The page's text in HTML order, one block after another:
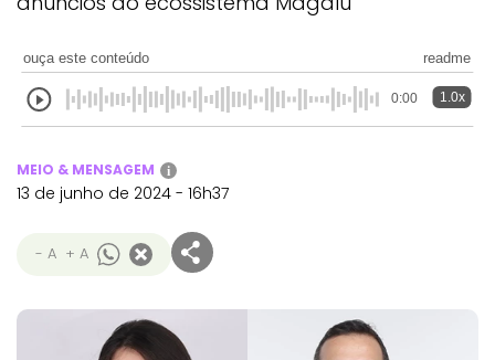
ouça este conteúdo readme
0:00 1.0x
MEIO & MENSAGEM i
13 de junho de 2024 - 16h37
- A + A